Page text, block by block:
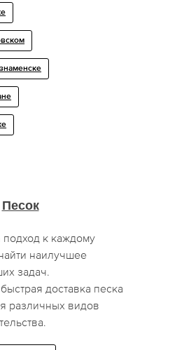
Песок
к каждому
наилучшее
задач.
доставка песка
различных видов